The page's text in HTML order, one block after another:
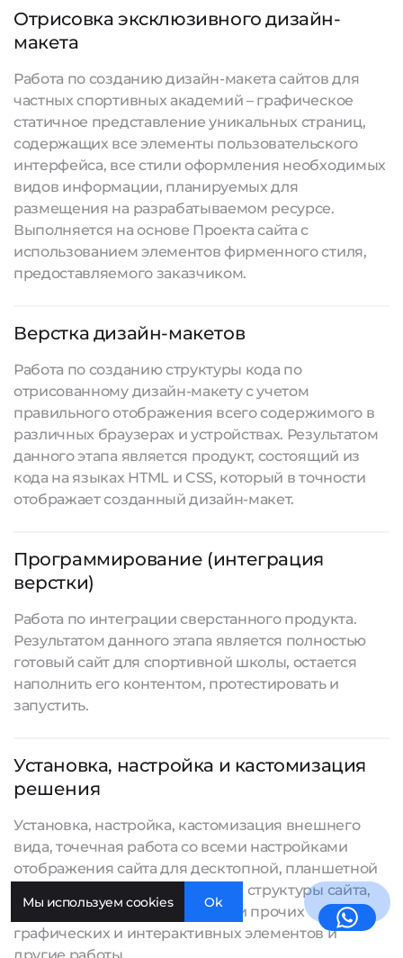
Отрисовка эксклюзивного дизайн-
макета
Работа по созданию дизайн-макета сайтов для
частных спортивных академий – графическое
статичное представление уникальных страниц,
содержащих все элементы пользовательского
интерфейса, все стили оформления необходимых
видов информации, планируемых для
размещения на разрабатываемом ресурсе.
Выполняется на основе Проекта сайта с
использованием элементов фирменного стиля,
предоставляемого заказчиком.
Верстка дизайн-макетов
Работа по созданию структуры кода по
отрисованному дизайн-макету с учетом
правильного отображения всего содержимого в
различных браузерах и устройствах. Результатом
данного этапа является продукт, состоящий из
кода на языках HTML и CSS, который в точности
отображает созданный дизайн-макет.
Программирование (интеграция
верстки)
Работа по интеграции сверстанного продукта.
Результатом данного этапа является полностью
готовый сайт для спортивной школы, остается
наполнить его контентом, протестировать и
запустить.
Установка, настройка и кастомизация
решения
Установка, настройка, кастомизация внешнего
вида, точечная работа со всеми настройками
отображения сайта для десктопной, планшетной
и мобильной версии, создание структуры сайта,
разработка баннеров, иконок и прочих
графических и интерактивных элементов и
Мы используем cookies Ok